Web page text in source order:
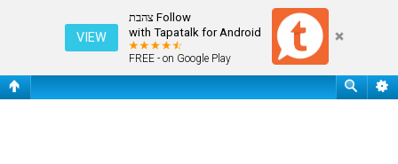
Follow צהבת
with Tapatalk for Android
FREE - on Google Play
VIEW
התחבר